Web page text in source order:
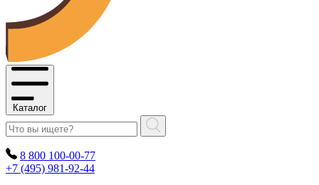
Каталог
8 800 100-00-77
+7 (495) 981-92-44